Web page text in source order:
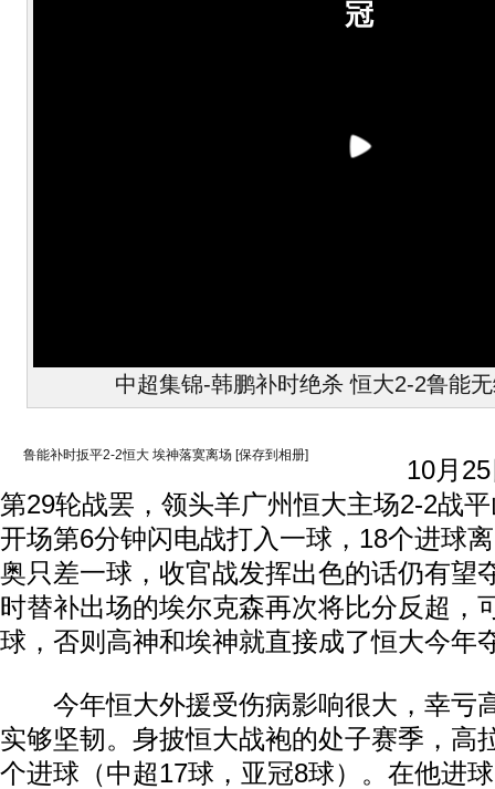
冠
中超集锦-韩鹏补时绝杀 恒大2-2鲁能
鲁能补时扳平2-2恒大 埃神落寞离场 [保存到相册]
10月25
第29轮战罢，领头羊广州恒大主场2-2战
开场第6分钟闪电战打入一球，18个进球
奥只差一球，收官战发挥出色的话仍有望
时替补出场的埃尔克森再次将比分反超，
球，否则高神和埃神就直接成了恒大今年
今年恒大外援受伤病影响很大，幸亏
实够坚韧。身披恒大战袍的处子赛季，高
个进球（中超17球，亚冠8球）。在他进